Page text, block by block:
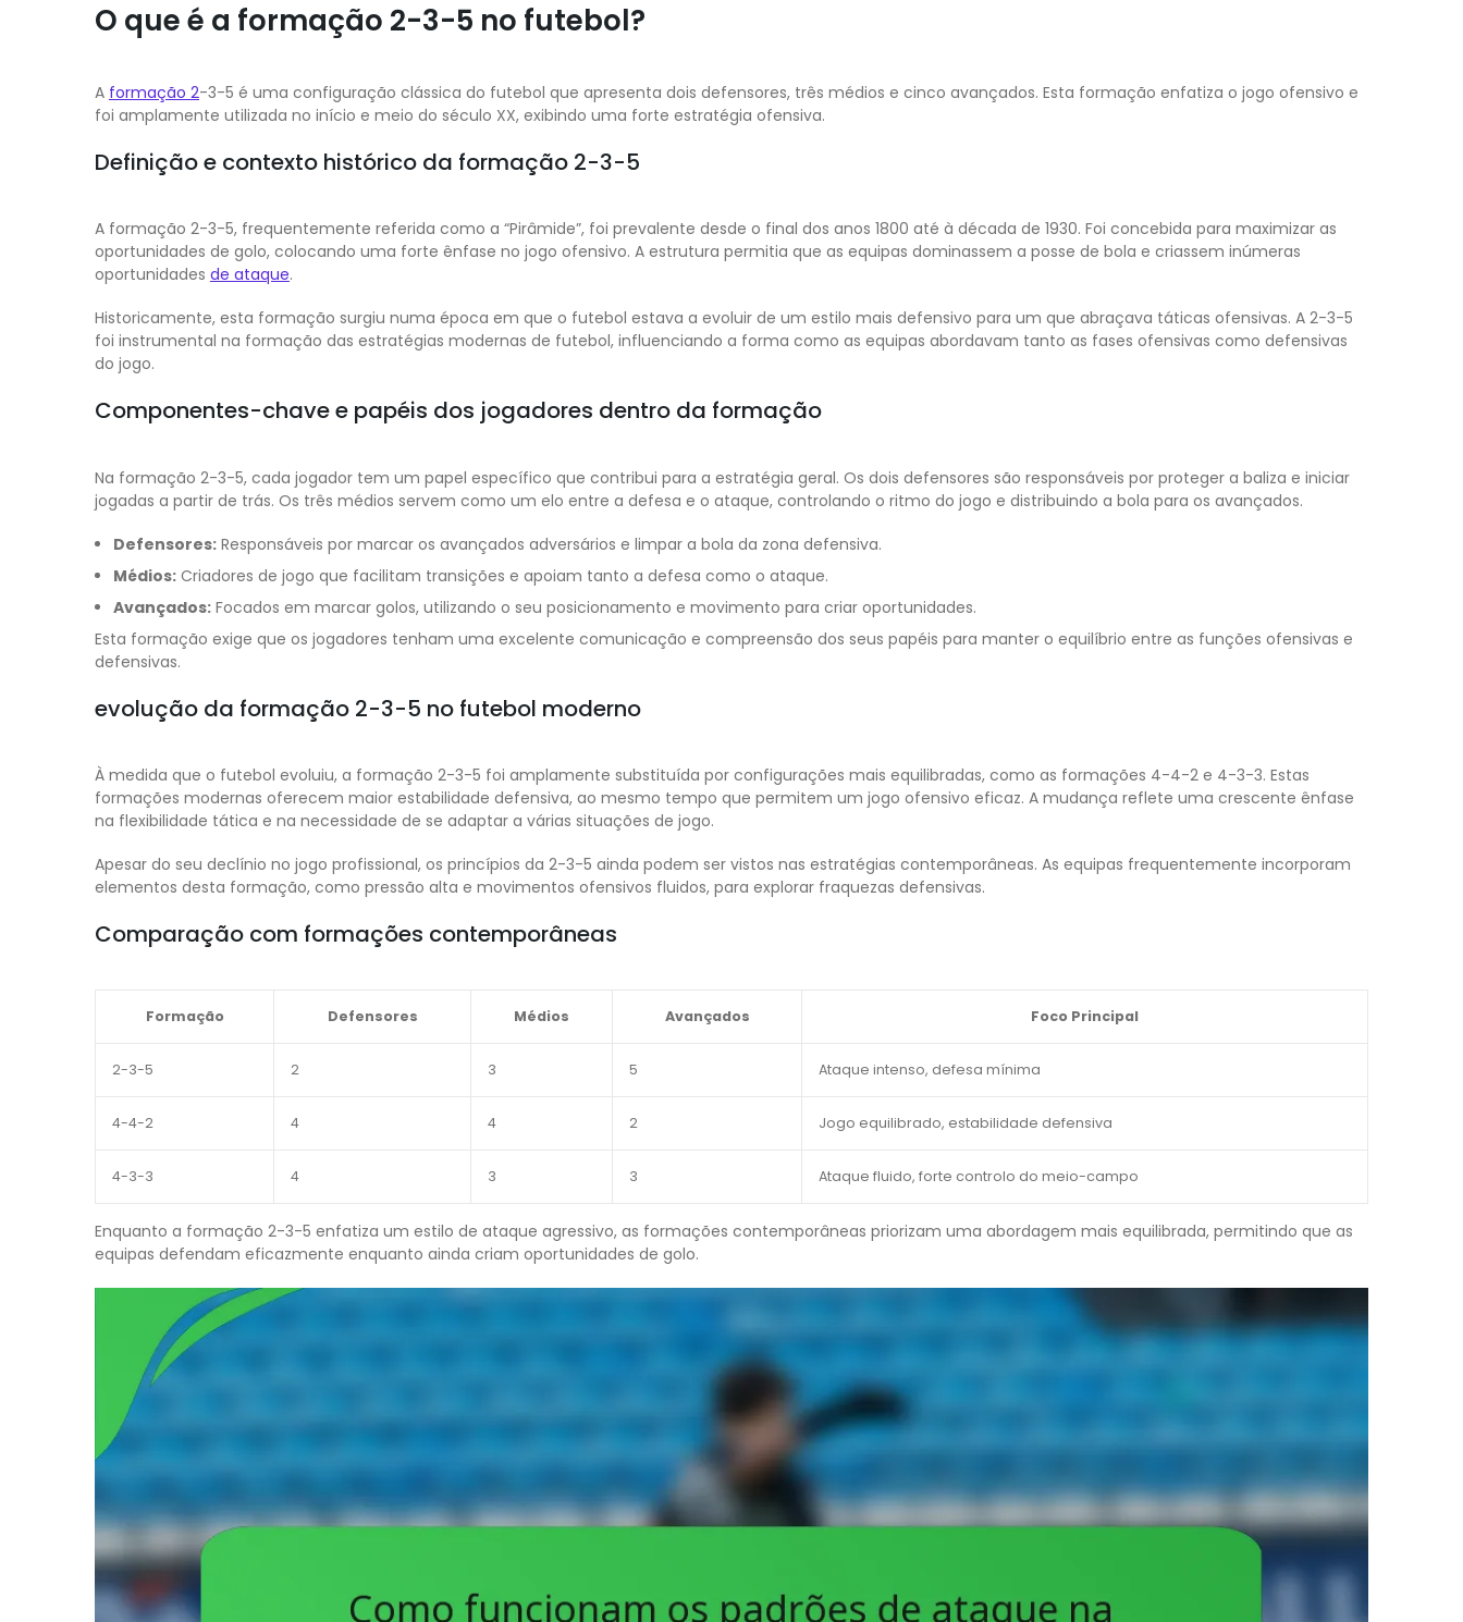
O que é a formação 2-3-5 no futebol?
A formação 2-3-5 é uma configuração clássica do futebol que apresenta dois defensores, três médios e cinco avançados. Esta formação enfatiza o jogo ofensivo e
foi amplamente utilizada no início e meio do século XX, exibindo uma forte estratégia ofensiva.
Definição e contexto histórico da formação 2-3-5
A formação 2-3-5, frequentemente referida como a “Pirâmide”, foi prevalente desde o final dos anos 1800 até à década de 1930. Foi concebida para maximizar as
oportunidades de golo, colocando uma forte ênfase no jogo ofensivo. A estrutura permitia que as equipas dominassem a posse de bola e criassem inúmeras
oportunidades de ataque.
Historicamente, esta formação surgiu numa época em que o futebol estava a evoluir de um estilo mais defensivo para um que abraçava táticas ofensivas. A 2-3-5
foi instrumental na formação das estratégias modernas de futebol, influenciando a forma como as equipas abordavam tanto as fases ofensivas como defensivas
do jogo.
Componentes-chave e papéis dos jogadores dentro da formação
Na formação 2-3-5, cada jogador tem um papel específico que contribui para a estratégia geral. Os dois defensores são responsáveis por proteger a baliza e iniciar
jogadas a partir de trás. Os três médios servem como um elo entre a defesa e o ataque, controlando o ritmo do jogo e distribuindo a bola para os avançados.
Defensores: Responsáveis por marcar os avançados adversários e limpar a bola da zona defensiva.
Médios: Criadores de jogo que facilitam transições e apoiam tanto a defesa como o ataque.
Avançados: Focados em marcar golos, utilizando o seu posicionamento e movimento para criar oportunidades.
Esta formação exige que os jogadores tenham uma excelente comunicação e compreensão dos seus papéis para manter o equilíbrio entre as funções ofensivas e
defensivas.
evolução da formação 2-3-5 no futebol moderno
À medida que o futebol evoluiu, a formação 2-3-5 foi amplamente substituída por configurações mais equilibradas, como as formações 4-4-2 e 4-3-3. Estas
formações modernas oferecem maior estabilidade defensiva, ao mesmo tempo que permitem um jogo ofensivo eficaz. A mudança reflete uma crescente ênfase
na flexibilidade tática e na necessidade de se adaptar a várias situações de jogo.
Apesar do seu declínio no jogo profissional, os princípios da 2-3-5 ainda podem ser vistos nas estratégias contemporâneas. As equipas frequentemente incorporam
elementos desta formação, como pressão alta e movimentos ofensivos fluidos, para explorar fraquezas defensivas.
Comparação com formações contemporâneas
Formação Defensores Médios Avançados Foco Principal
2-3-5 2 3 5 Ataque intenso, defesa mínima
4-4-2 4 4 2 Jogo equilibrado, estabilidade defensiva
4-3-3 4 3 3 Ataque fluido, forte controlo do meio-campo
Enquanto a formação 2-3-5 enfatiza um estilo de ataque agressivo, as formações contemporâneas priorizam uma abordagem mais equilibrada, permitindo que as
equipas defendam eficazmente enquanto ainda criam oportunidades de golo.